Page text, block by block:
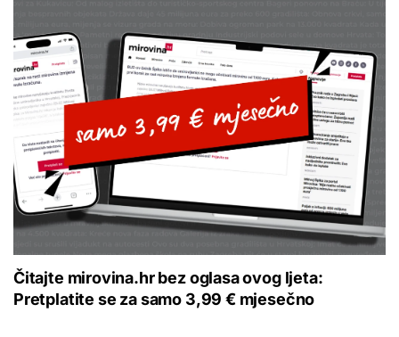
Čitajte mirovina.hr bez oglasa ovog ljeta:
Pretplatite se za samo 3,99 € mjesečno